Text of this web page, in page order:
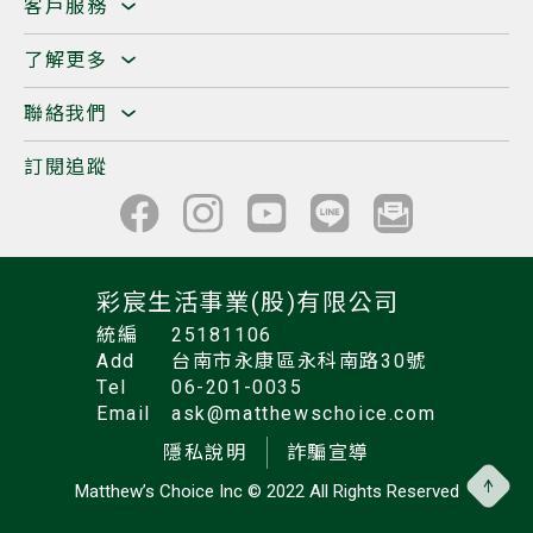
客戶服務
了解更多
聯絡我們
訂閱追蹤
彩宸生活事業(股)有限公司
統編
25181106
Add
台南市永康區永科南路30號
Tel
06-201-0035
Email
ask@matthewschoice.com
隱私說明
詐騙宣導
Matthew’s Choice Inc © 2022 All Rights Reserved